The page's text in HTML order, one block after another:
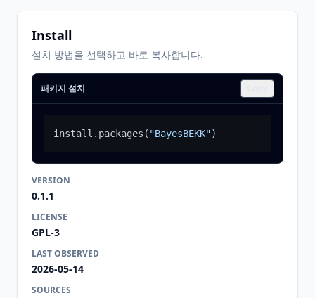
Install
설치 방법을 선택하고 바로 복사합니다.
패키지 설치
install.packages ( "BayesBEKK")
VERSION
0.1.1
LICENSE
GPL-3
LAST OBSERVED
2026-05-14
SOURCES